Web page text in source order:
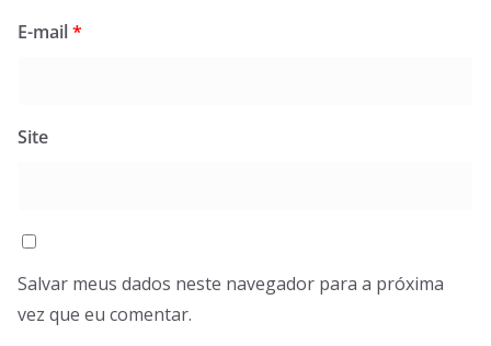
E-mail*
Site
Salvar meus dados neste navegador para a próxima
vez que eu comentar.